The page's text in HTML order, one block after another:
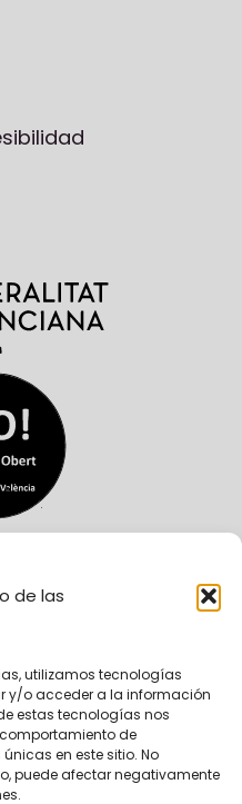
de las
utilizamos tecnologías
y/o acceder a la información
estas tecnologías nos
de
en este sitio. No
puede afectar negativamente
por la Conselleria de
Cooperación y
por la Diputación
València.